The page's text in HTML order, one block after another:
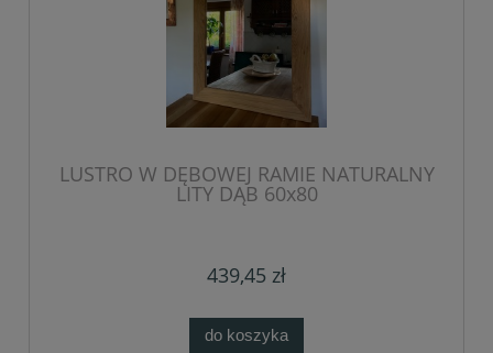
LUSTRO W DĘBOWEJ RAMIE NATURALNY
LITY DĄB 60x80
439,45 zł
do koszyka